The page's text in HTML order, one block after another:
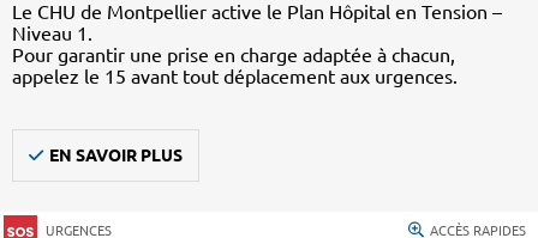
Le CHU de Montpellier active le Plan Hôpital en Tension –
Niveau 1.
Pour garantir une prise en charge adaptée à chacun,
appelez le 15 avant tout déplacement aux urgences.
EN SAVOIR PLUS
URGENCES ACCÈS RAPIDES